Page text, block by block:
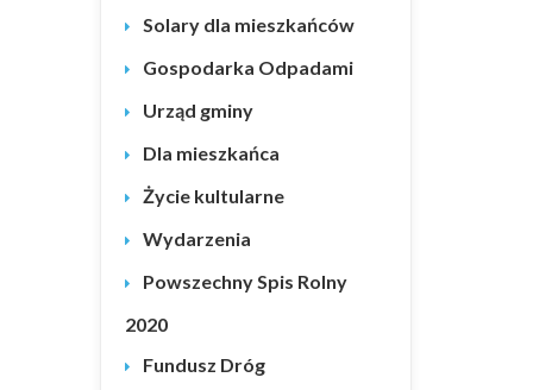
Solary dla mieszkańców
Gospodarka Odpadami
Urząd gminy
Dla mieszkańca
Życie kultularne
Wydarzenia
Powszechny Spis Rolny
2020
Fundusz Dróg